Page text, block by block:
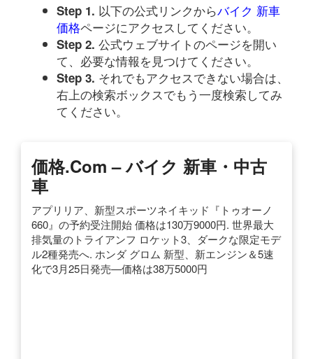
Step 1. 以下の公式リンクからバイク 新車
価格ページにアクセスしてください。
Step 2. 公式ウェブサイトのページを開い
て、必要な情報を見つけてください。
Step 3. それでもアクセスできない場合は、
右上の検索ボックスでもう一度検索してみ
てください。
価格.com – バイク 新車・中古
車
アプリリア、新型スポーツネイキッド『トゥオーノ
660』の予約受注開始 価格は130万9000円. 世界最大
排気量のトライアンフ ロケット3、ダークな限定モデ
ル2種発売へ. ホンダ グロム 新型、新エンジン＆5速
化で3月25日発売—価格は38万5000円